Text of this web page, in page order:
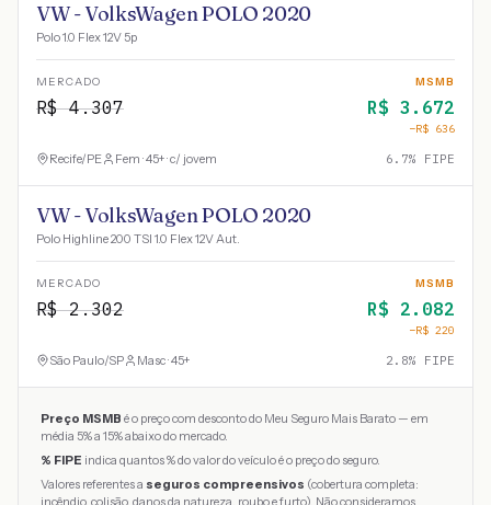
VW - VolksWagen POLO 2020
Polo 1.0 Flex 12V 5p
MERCADO
R$4.307
MSMB
R$ 3.672
−R$ 636
Recife/PE Fem · 45+ · c/ jovem 6.7% FIPE
VW - VolksWagen POLO 2020
Polo Highline 200 TSI 1.0 Flex 12V Aut.
MERCADO
R$2.302
MSMB
R$ 2.082
−R$ 220
São Paulo/SP Masc · 45+ 2.8% FIPE
Preço MSMB é o preço com desconto do Meu Seguro Mais Barato — em
média 5% a 15% abaixo do mercado.
% FIPE indica quantos % do valor do veículo é o preço do seguro.
Valores referentes a seguros compreensivos (cobertura completa:
incêndio, colisão, danos da natureza, roubo e furto). Não consideramos